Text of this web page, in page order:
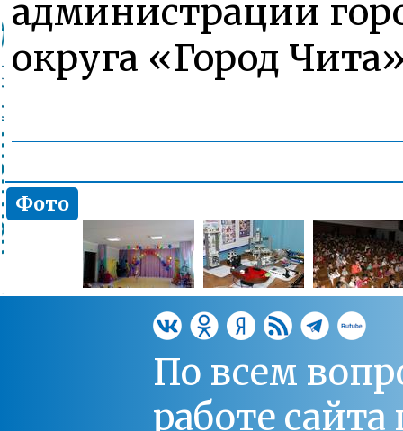
администрации
округа «Город
Фото
По всем
работе